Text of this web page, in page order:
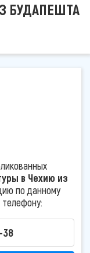
БУДАПЕШТА
в Чехию из
по данному